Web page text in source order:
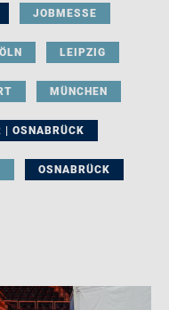
JOBMESSE
LEIPZIG
MÜNCHEN
| OSNABRÜCK
OSNABRÜCK